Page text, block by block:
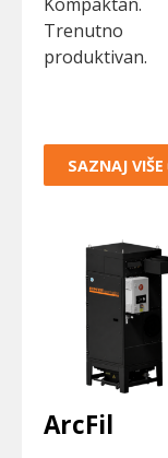
Trenutno
produktivan.
SAZNAJ VIŠE
ArcFil